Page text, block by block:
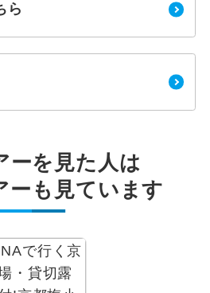
ら
ーを見た人は
ーも見ています